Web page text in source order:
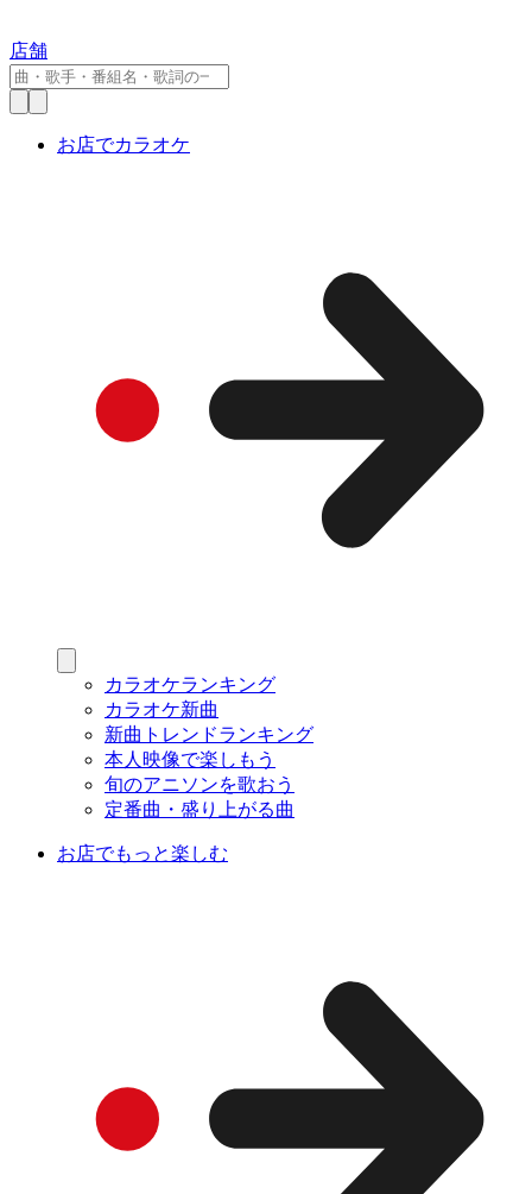
店舗
お店でカラオケ
カラオケランキング
カラオケ新曲
新曲トレンドランキング
本人映像で楽しもう
旬のアニソンを歌おう
定番曲・盛り上がる曲
お店でもっと楽しむ